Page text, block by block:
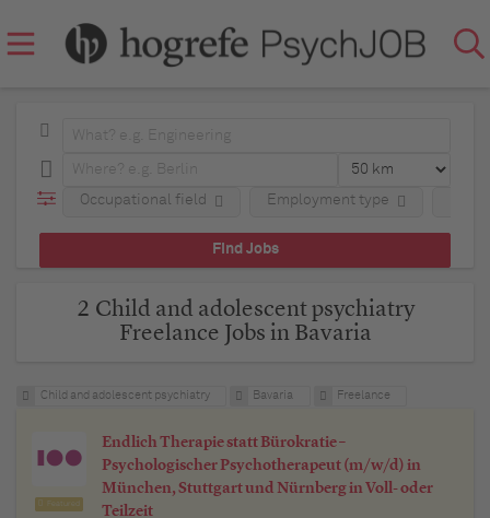
Occupational field Employment type
2 Child and adolescent psychiatry
Freelance Jobs in Bavaria
Child and adolescent psychiatry Bavaria Freelance
Endlich Therapie statt Bürokratie –
Psychologischer Psychotherapeut (m/w/d) in
München, Stuttgart und Nürnberg in Voll- oder
Teilzeit